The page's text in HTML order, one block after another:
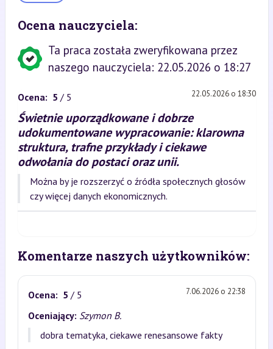
Ocena nauczyciela:
Ta praca została zweryfikowana przez
naszego nauczyciela: 22.05.2026 o 18:27
Ocena: 5 / 5 22.05.2026 o 18:30
Świetnie uporządkowane i dobrze
udokumentowane wypracowanie: klarowna
struktura, trafne przykłady i ciekawe
odwołania do postaci oraz unii.
Można by je rozszerzyć o źródła społecznych głosów
czy więcej danych ekonomicznych.
Komentarze naszych użytkowników:
Ocena: 5 / 5 7.06.2026 o 22:38
Oceniający: Szymon B.
dobra tematyka, ciekawe renesansowe fakty